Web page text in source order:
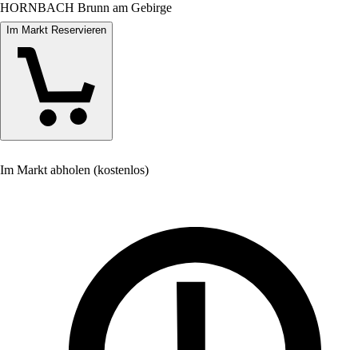
HORNBACH Brunn am Gebirge
Im Markt Reservieren
Im Markt abholen (kostenlos)